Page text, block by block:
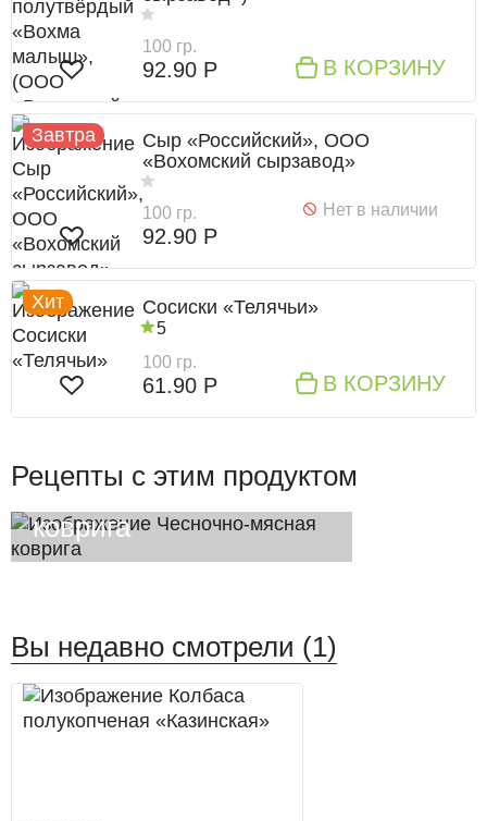
100 гр.
92.90 Р В КОРЗИНУ
Завтра
Сыр «Российский», ООО
«Вохомский сырзавод»
100 гр.
92.90 Р
Нет в наличии
Хит
5
Сосиски «Телячьи»
100 гр.
61.90 Р В КОРЗИНУ
Рецепты с этим продуктом
Чесночно-мясная
коврига
Вы недавно смотрели (1)